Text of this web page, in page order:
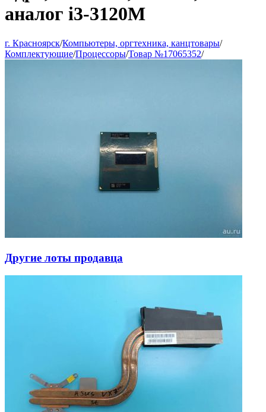
аналог i3-3120M
г. Красноярск/Компьютеры, оргтехника, канцтовары/
Комплектующие/Процессоры/Товар №17065352/
Другие лоты продавца